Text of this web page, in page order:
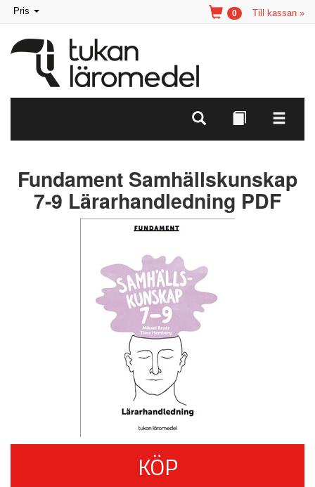
Toggle
navigation
Pris Till kassan »
0
Fundament Samhällskunskap
7-9 Lärarhandledning PDF
KÖP